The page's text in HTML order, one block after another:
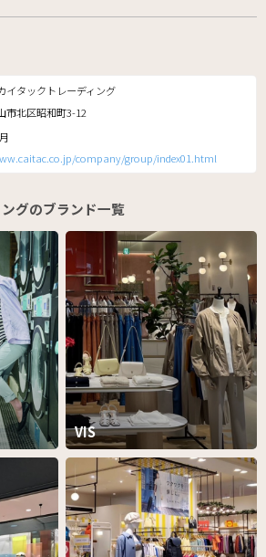
イタックトレーディング
市北区昭和町3-12
company/group/index01.html
グのブランド一覧
VIS